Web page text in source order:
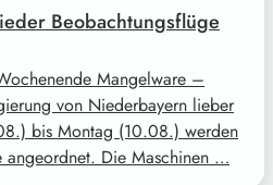
Beobachtungsflüge
Mangelware –
von Niederbayern lieber
bis Montag (10.08.) werden
angeordnet. Die Maschinen …